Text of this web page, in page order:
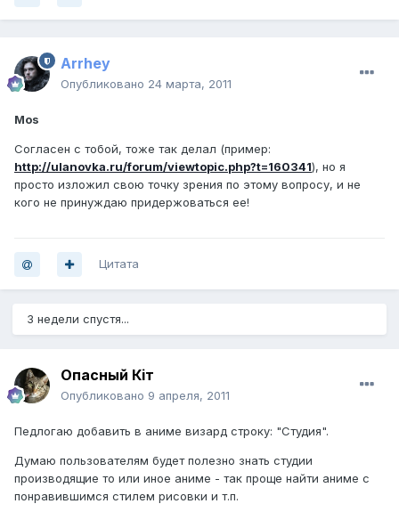
Arrhey
Опубликовано 24 марта, 2011
Mos
Согласен с тобой, тоже так делал (пример:
http://ulanovka.ru/forum/viewtopic.php?t=160341), но я
просто изложил свою точку зрения по этому вопросу, и не
кого не принуждаю придержоваться ее!
Цитата
3 недели спустя...
Опасный Кiт
Опубликовано 9 апреля, 2011
Педлогаю добавить в аниме визард строку: "Студия".
Думаю пользователям будет полезно знать студии
производящие то или иное аниме - так проще найти аниме с
понравившимся стилем рисовки и т.п.